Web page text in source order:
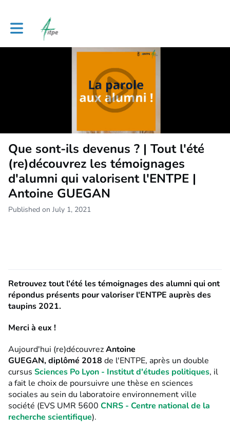
Toggle main navigation
Que sont-ils devenus ? | Tout l'été
(re)découvrez les témoignages
d'alumni qui valorisent l'ENTPE |
Antoine GUEGAN
Published on July 1, 2021
Retrouvez tout l'été les témoignages des alumni qui ont
répondus présents pour valoriser l'ENTPE auprès des
taupins 2021.
Merci à eux !
Aujourd'hui (re)découvrezAntoine
GUEGAN, diplômé 2018 de l'ENTPE, après un double
cursus Sciences Po Lyon - Institut d'études politiques, il
a fait le choix de poursuivre une thèse en sciences
sociales au sein du laboratoire environnement ville
société (EVS UMR 5600 CNRS - Centre national de la
recherche scientifique).